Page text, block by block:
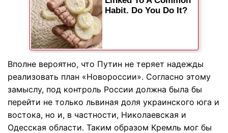
Вполне вероятно, что Путин не теряет надежды
реализовать план «Новороссии». Согласно этому
замыслу, под контроль России должна была бы
перейти не только львиная доля украинского юга и
востока, но и, в частности, Николаевская и
Одесская области. Таким образом Кремль мог бы